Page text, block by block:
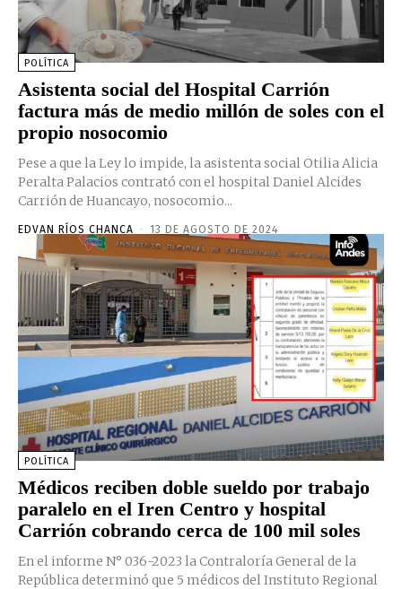
POLÍTICA
Asistenta social del Hospital Carrión
factura más de medio millón de soles con el
propio nosocomio
Pese a que la Ley lo impide, la asistenta social Otilia Alicia
Peralta Palacios contrató con el hospital Daniel Alcides
Carrión de Huancayo, nosocomio...
EDVAN RÍOS CHANCA - 13 DE AGOSTO DE 2024
POLÍTICA
Médicos reciben doble sueldo por trabajo
paralelo en el Iren Centro y hospital
Carrión cobrando cerca de 100 mil soles
En el informe N° 036-2023 la Contraloría General de la
República determinó que 5 médicos del Instituto Regional